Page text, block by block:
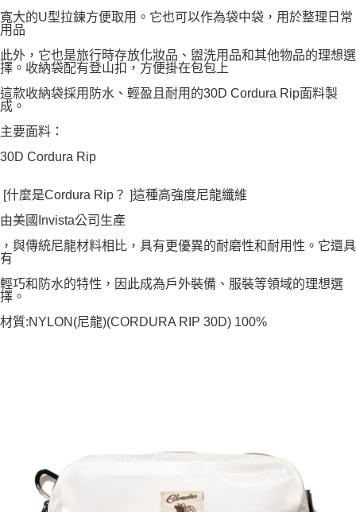
寬大的U型拉鍊方便取用。它也可以作為袋中袋，用於整理日常
用品
此外，它也是旅行時存放化妝品、盥洗用品和其他物品的理想選
擇。收納袋配有登山扣，方便掛在包包上
這款收納袋採用防水、輕盈且耐用的30D Cordura Rip面料製
成。
主要面料：
30D Cordura Rip
[什麼是Cordura Rip？ ]這種高強度尼龍纖維
由美國Invista公司生產
，與傳統尼龍材料相比，具有更優異的耐磨性和耐用性。它還具
有
輕巧和防水的特性，因此成為戶外裝備、服裝等領域的理想選
擇。
材質:NYLON(尼龍)(CORDURA RIP 30D) 100%